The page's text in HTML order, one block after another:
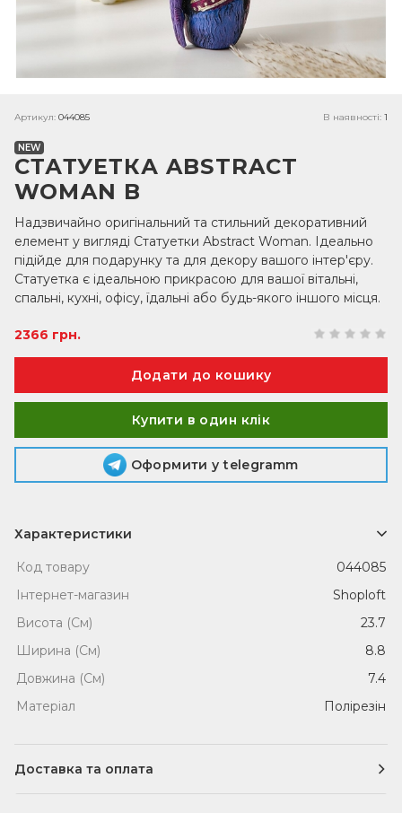
Артикул: 044085 В наявності: 1
NEW
СТАТУЕТКА ABSTRACT
WOMAN B
Надзвичайно оригінальний та стильний декоративний
елемент у вигляді Статуетки Abstract Woman. Ідеально
підійде для подарунку та для декору вашого інтер'єру.
Статуетка є ідеальною прикрасою для вашої вітальні,
спальні, кухні, офісу, їдальні або будь-якого іншого місця.
2366 грн.
Купити в один клік
Оформити у telegramm
Характеристики
Код товару
044085
Інтернет-магазин
Shoploft
Висота (См)
23.7
Ширина (См)
8.8
Довжина (См)
7.4
Матеріал
Полірезін
Доставка та оплата